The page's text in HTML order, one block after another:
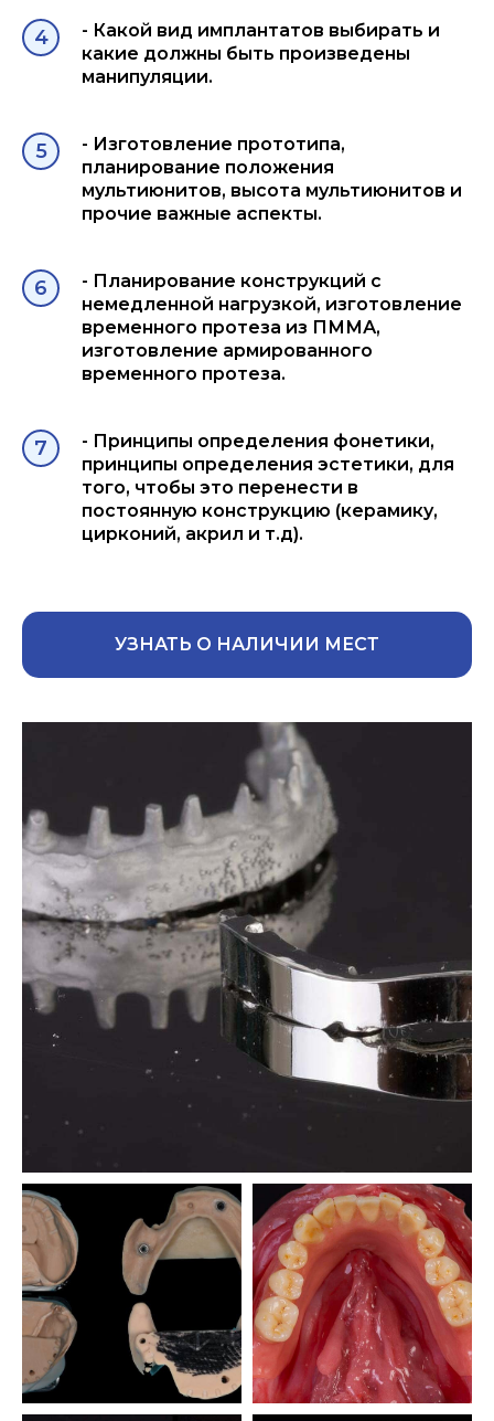
- Какой вид имплантатов выбирать и
какие должны быть произведены
манипуляции.
- Изготовление прототипа,
планирование положения
мультиюнитов, высота мультиюнитов и
прочие важные аспекты.
- Планирование конструкций с
немедленной нагрузкой, изготовление
временного протеза из ПММА,
изготовление армированного
временного протеза.
- Принципы определения фонетики,
принципы определения эстетики, для
того, чтобы это перенести в
постоянную конструкцию (керамику,
цирконий, акрил и т.д).
УЗНАТЬ О НАЛИЧИИ МЕСТ